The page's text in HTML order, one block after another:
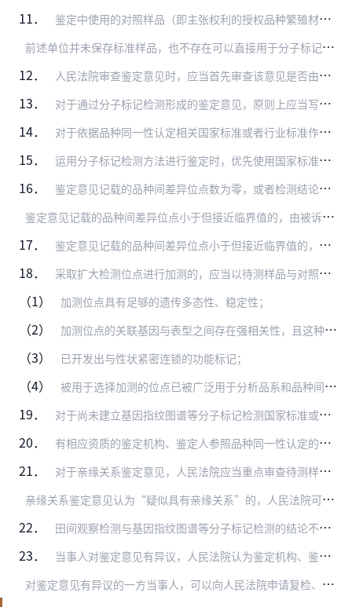
11．
鉴定中使用的对照样品（即主张权利的授权品种繁殖材料），原则上应当选择品种行政主管部门保存的标准样品。当标准样品有多个官方来源时，应当优先选择品种权授权机关保存的…
前
述单位并未保存标准样品，也不存在可以直接用于分子标记检测的标准样品基因指纹图谱的，可以选择其他官方机构保存的足以证明为授权品种繁殖材料的样品，包括在品种权授权…
12．
人民法院审查鉴定意见时，应当首先审查该意见是否由鉴定人签名或者盖章，是否由鉴定机构盖章，并附有相关鉴定资质或者能力的证明。
13． 对于通过分子标记检测形成的鉴定意见，原则上应当写明待测样品（即被诉侵权物）信息及移交封存状态、对照样品信息、鉴定依据、鉴定方法、主要仪器设备、基因指纹图谱比对信…
14． 对于依据品种同一性认定相关国家标准或者行业标准作出的分子标记检测鉴定意见，应当具体写明待测样品与对照样品比较的位点数、差异位点数及检测结论。
15． 运用分子标记检测方法进行鉴定时，优先使用国家标准或者行业标准规定的核心位点；依据核心位点不能有效区分的，必要时可以采用扩展位点检测；依据前两类位点仍不能有效区分…
16． 鉴定意见记载的品种间差异位点数为零，或者检测结论为“极相近”或者“相同”的，人民法院应当认定被诉侵权物与授权品种特征、特性相同，具有同一性。
鉴
定意见记载的品种间差异位点小于但接近临界值的，由被诉侵权人对被诉侵权物与授权品种特征、特性存在不同承担举证责任。
17．
鉴定意见记载的品种间差异位点小于但接近临界值的，人民法院可以根据当事人的申请，提取授权品种标准样品委托鉴定机构、鉴定人进行测定或者在特定情况下采取扩大位点进行加…
18． 采取扩大检测位点进行加测的，应当以待测样品与对照样品的差异位点小于但接近临界值为前提，并符合以下条件：
（1） 加测位点具有足够的遗传多态性、稳定性；
（2） 加测位点的关联基因与表型之间存在强相关性，且这种关联的可靠性已得到科学上的充分评估和验证；
（3） 已开发出与性状紧密连锁的功能标记；
（4） 被用于选择加测的位点已被广泛用于分析品系和品种间的基因型差异，作为该领域普遍使用或者认可的方法，能够有效用于检测品种真实性及品种纯度等。
19． 对于尚未建立基因指纹图谱等分子标记检测国家标准或者行业标准的品种，人民法院审查涉及该品种的鉴定意见时，应当综合分析相关证据，重点审查其使用引物的代表性和数量、基…
20． 有相应资质的鉴定机构、鉴定人参照品种同一性认定的国家标准或者行业标准作出的亲缘关系鉴定意见，可以作为认定被诉侵权物是否系使用授权品种作为亲本生产、繁殖而来的初步…
21． 对于亲缘关系鉴定意见，人民法院应当重点审查待测样品与对照样品共同检出的位点数、对照样品所有等位基因型均不存在于待测样品中的标记位点数及比例、是否附有引物确定和结…
亲
缘关系鉴定意见认为“疑似具有亲缘关系”的，人民法院可以初步认定被诉侵权物系使用授权品种作为亲本生产、繁殖而来。
22．
田间观察检测与基因指纹图谱等分子标记检测的结论不同的，人民法院应当以田间观察检测结论为准。
23． 当事人对鉴定意见有异议，人民法院认为鉴定机构、鉴定人有必要进一步解释或者补充说明的，鉴定机构、鉴定人应当进行解释或者补充说明；人民法院认为鉴定机构、鉴定人有必要…
对
鉴定意见有异议的一方当事人，可以向人民法院申请复检、补充鉴定或者重新鉴定，但应当提供证据并说明理由。